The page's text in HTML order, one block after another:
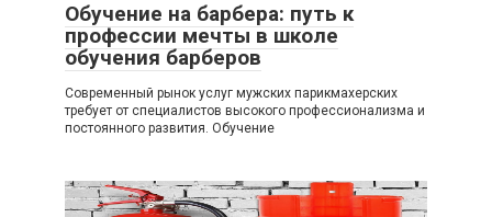
Обучение на барбера: путь к
профессии мечты в школе
обучения барберов
Современный рынок услуг мужских парикмахерских
требует от специалистов высокого профессионализма и
постоянного развития. Обучение